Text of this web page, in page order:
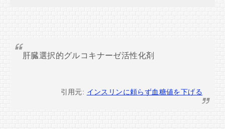
肝臓選択的グルコキナーゼ活性化剤
引用元: インスリンに頼らず血糖値を下げる